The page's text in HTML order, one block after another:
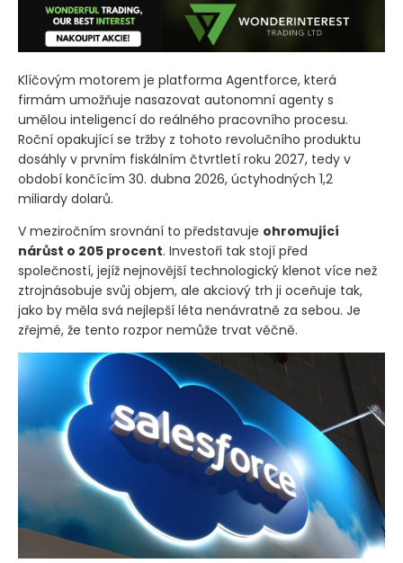
Klíčovým motorem je platforma Agentforce, která
firmám umožňuje nasazovat autonomní agenty s
umělou inteligencí do reálného pracovního procesu.
Roční opakující se tržby z tohoto revolučního produktu
dosáhly v prvním fiskálním čtvrtletí roku 2027, tedy v
období končícím 30. dubna 2026, úctyhodných 1,2
miliardy dolarů.
V meziročním srovnání to představuje ohromující
nárůst o 205 procent. Investoři tak stojí před
společností, jejíž nejnovější technologický klenot více než
ztrojnásobuje svůj objem, ale akciový trh ji oceňuje tak,
jako by měla svá nejlepší léta nenávratně za sebou. Je
zřejmé, že tento rozpor nemůže trvat věčně.